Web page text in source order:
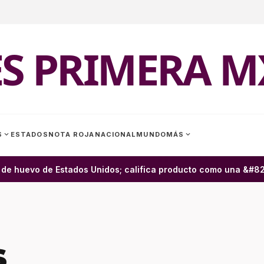
PRIMERA
expand_more ESTADOS NOTA ROJA NACIONAL MUNDOMÁS expand_more
de Estados Unidos; califica producto como una